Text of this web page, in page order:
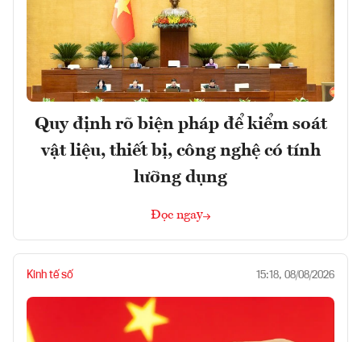
Quy định rõ biện pháp để kiểm soát
vật liệu, thiết bị, công nghệ có tính
lưỡng dụng
Đọc ngay
Kinh tế số 15:18, 08/08/2026